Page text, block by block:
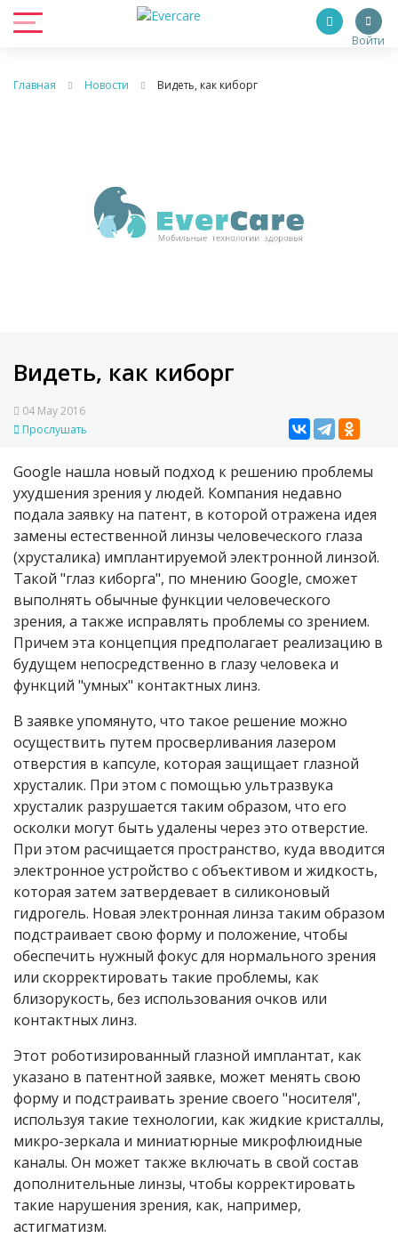
Войти
Главная Новости Видеть, как киборг
Видеть, как киборг
04 May 2016
Прослушать
Google нашла новый подход к решению проблемы
ухудшения зрения у людей. Компания недавно
подала заявку на патент, в которой отражена идея
замены естественной линзы человеческого глаза
(хрусталика) имплантируемой электронной линзой.
Такой "глаз киборга", по мнению Google, сможет
выполнять обычные функции человеческого
зрения, а также исправлять проблемы со зрением.
Причем эта концепция предполагает реализацию в
будущем непосредственно в глазу человека и
функций "умных" контактных линз.
В заявке упомянуто, что такое решение можно
осуществить путем просверливания лазером
отверстия в капсуле, которая защищает глазной
хрусталик. При этом с помощью ультразвука
хрусталик разрушается таким образом, что его
осколки могут быть удалены через это отверстие.
При этом расчищается пространство, куда вводится
электронное устройство с объективом и жидкость,
которая затем затвердевает в силиконовый
гидрогель. Новая электронная линза таким образом
подстраивает свою форму и положение, чтобы
обеспечить нужный фокус для нормального зрения
или скорректировать такие проблемы, как
близорукость, без использования очков или
контактных линз.
Этот роботизированный глазной имплантат, как
указано в патентной заявке, может менять свою
форму и подстраивать зрение своего "носителя",
используя такие технологии, как жидкие кристаллы,
микро-зеркала и миниатюрные микрофлюидные
каналы. Он может также включать в свой состав
дополнительные линзы, чтобы корректировать
такие нарушения зрения, как, например,
астигматизм.